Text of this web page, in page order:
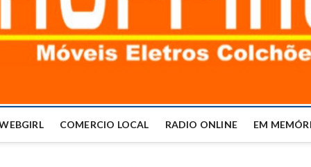
COMERCIO LOCAL RADIO ONLINE EM